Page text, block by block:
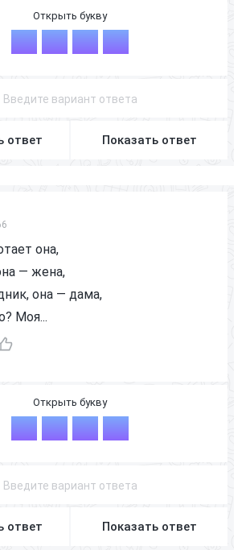
Б Р А Т
ответ Показать ответ
она,
— жена,
она — дама,
Моя...
М А М А
ответ Показать ответ